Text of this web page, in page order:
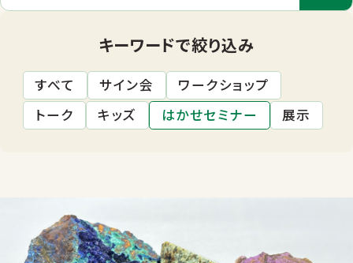
キーワードで絞り込み
すべて サイン会
ワークショップ
トーク
キッズ はかせセミナー 展示